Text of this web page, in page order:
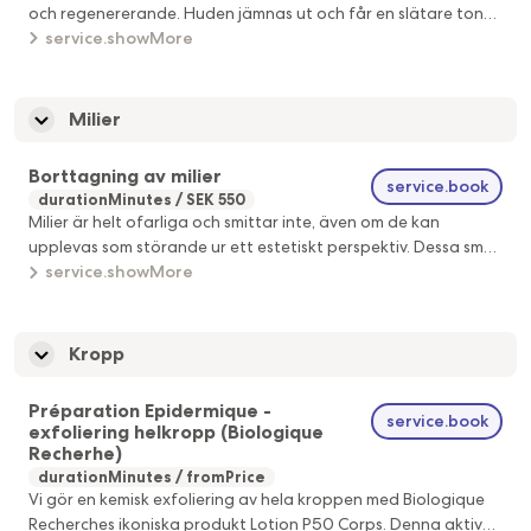
och regenererande. Huden jämnas ut och får en slätare ton
med ökad lyster. Passar för: De flesta hudtyper A milder
service.showMore
Milier
Borttagning av milier
durationMinutes SEK 550
service.book
Milier är helt ofarliga och smittar inte, även om de kan
upplevas som störande ur ett estetiskt perspektiv. Dessa små,
vita eller gulaktiga knottror uppstår när döda hudceller
hår och naglar – vilket gör att de kan kännas fasta och ibland
förväxlas med pormaskar eller finnar. Eftersom de saknar en
själv, då det kan leda till irritation, inflammation eller
ärrbildning. ~ Milia are completely harmless and non-
contagious, although they can be bothersome from an
aesthetic perspective. These small, white or yellowish bumps
appear when dead skin cells become trapped beneath the
service.showMore
Kropp
Préparation Epidermique -
exfoliering helkropp (Biologique
Recherhe)
durationMinutes fromPrice
service.book
Vi gör en kemisk exfoliering av hela kroppen med Biologique
Recherches ikoniska produkt Lotion P50 Corps. Denna aktiva